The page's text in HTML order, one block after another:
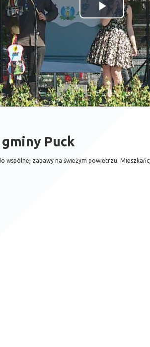
wideo
Puck
wspólnej zabawy na świeżym powietrzu.